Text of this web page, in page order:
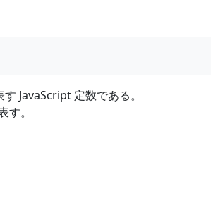
JavaScript 定数である。
。